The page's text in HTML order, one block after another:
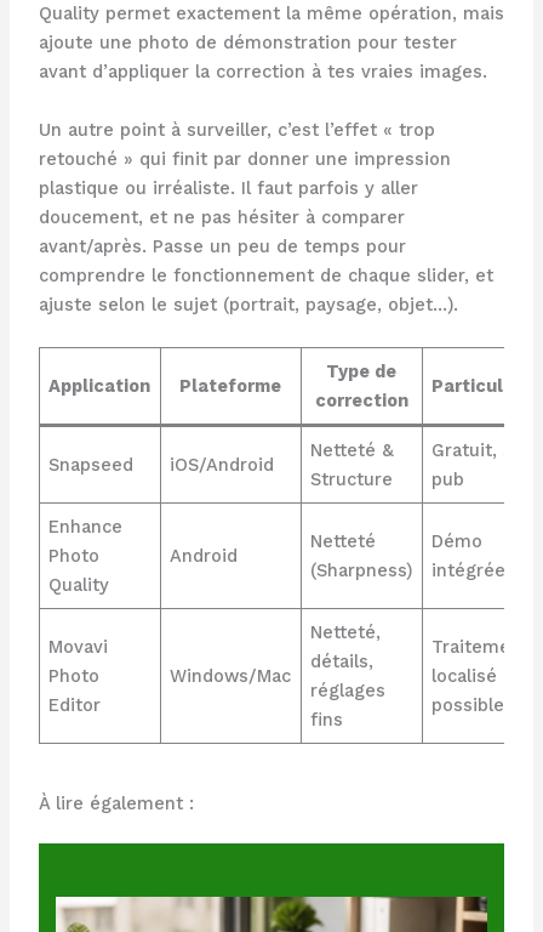
Quality permet exactement la même opération, mais
ajoute une photo de démonstration pour tester
avant d’appliquer la correction à tes vraies images.
Un autre point à surveiller, c’est l’effet « trop
retouché » qui finit par donner une impression
plastique ou irréaliste. Il faut parfois y aller
doucement, et ne pas hésiter à comparer
avant/après. Passe un peu de temps pour
comprendre le fonctionnement de chaque slider, et
ajuste selon le sujet (portrait, paysage, objet…).
Application Plateforme
Type de
correction
Snapseed iOS/Android
Netteté &
Structure
Gratuit, sans
pub
Enhance
Photo
Quality
Android
Netteté
(Sharpness)
Démo
intégrée
Movavi
Photo
Editor
Windows/Mac
Netteté,
détails,
réglages
fins
Traitement
localisé
possible
À lire également :